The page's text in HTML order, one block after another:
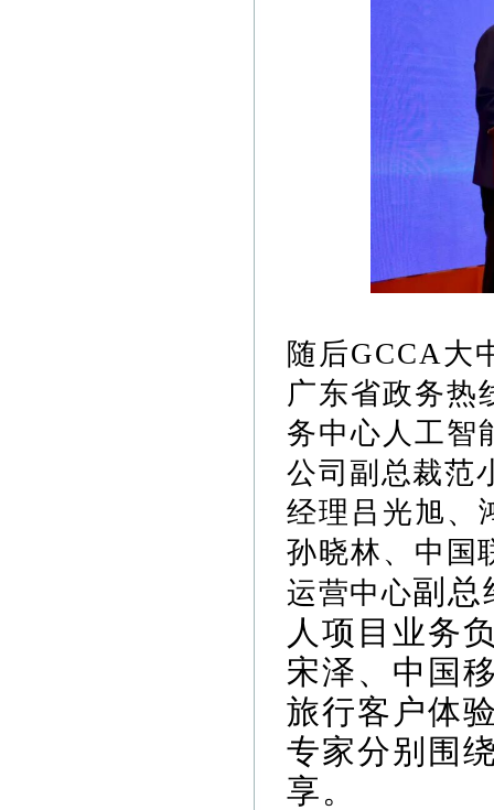
随后GCCA大
广东省政务热
务中心人工智
公司副总裁范
经理吕光旭、
孙晓林、 中国
运营中心副总
人项目业务
宋泽、中国
旅行客户体
专家分别围
享。